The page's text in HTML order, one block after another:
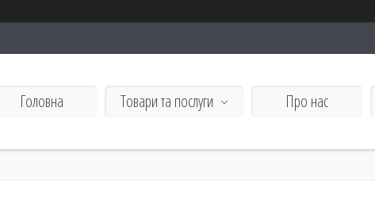
Головна Товари та послуги Про нас